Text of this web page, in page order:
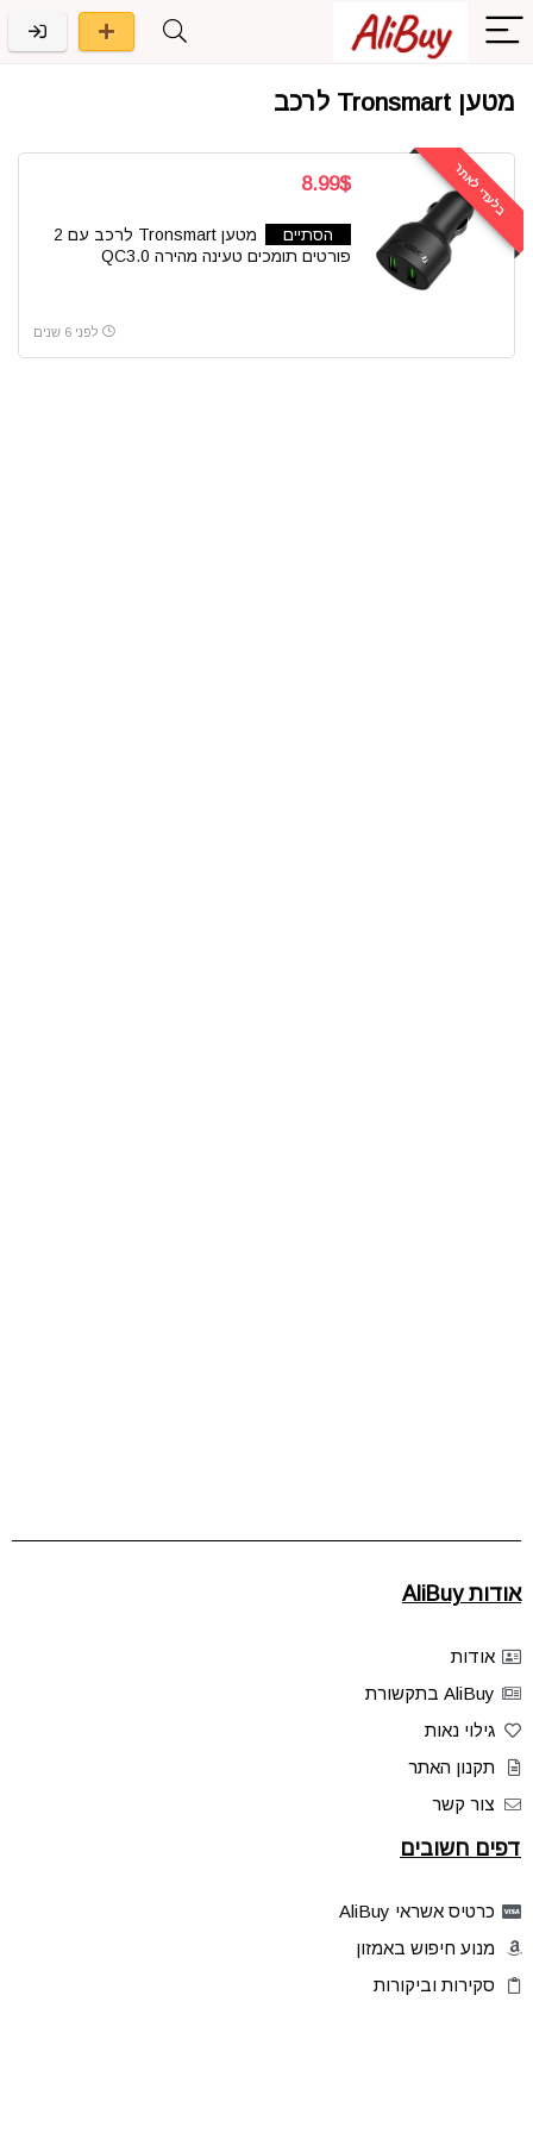
מטען Tronsmart לרכב
בלעדי לאתר 8.99$
הסתיים
מטען Tronsmart לרכב עם 2
פורטים תומכים טעינה מהירה QC3.0
לפני 6 שנים
אודות AliBuy
אודות
AliBuy בתקשורת
גילוי נאות
תקנון האתר
צור קשר
דפים חשובים
כרטיס אשראי AliBuy
מנוע חיפוש באמזון
סקירות וביקורות